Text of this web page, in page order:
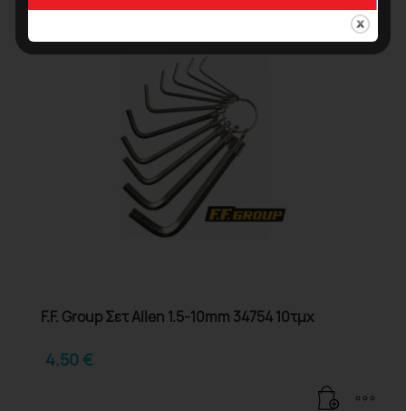
F.F. Group Σετ Allen 1.5-10mm 34754 10τμχ
4.50€